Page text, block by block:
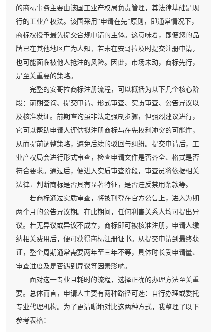
的商标事务主要由该国工业产权局负责管理，其法律基础是现
行的工业产权法。该国采用“申请在先”原则，即通常情况下，
商标权授予最先提交合规申请的主体。这意味着，即便您的品
牌已在其他地区广为人知，若未在安哥拉及时提交注册申请，
也可能面临被他人抢注的风险。因此，市场未动，商标先行，
是至关重要的策略。
完整的安哥拉商标注册流程，可以概括为以下几个核心阶
段：前期查询、提交申请、形式审查、实质审查、公告异议以
及核准发证。前期查询虽非法定强制步骤，但强烈建议进行，
它可以帮助申请人评估拟注册商标与在先权利冲突的可能性，
从而提前调整策略，避免后续的驳回与纠纷。提交申请后，工
业产权局会进行形式审查，检查申请文件是否齐全、格式是否
符合要求。通过后，便进入实质审查阶段，审查员将依据相关
法律，判断商标是否具有显著特征，是否违反禁用条款等。
若商标通过实质审查，将被刊登在官方公告上，进入为期
两个月的公告异议期。在此期间，任何利害关系人均可提出异
议。若无异议或异议不成立，商标即可被核准注册，申请人缴
纳相关费用后，便可获得商标注册证书。从提交申请到最终获
证，整个周期通常需要两年至三年不等，具体时长受申请量、
审查进度及是否遇到异议等因素影响。
面对这一专业且耗时的流程，选择正确的办理方法至关重
要。总体而言，申请人主要有两种路径可选：自行办理或委托
专业代理机构。为了更清晰地对比这两种方式，我整理了以下
参考表格：